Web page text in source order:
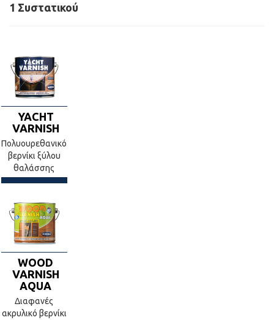
1 Συστατικού
YACHT
VARNISH
Πολυουρεθανικό
βερνίκι ξύλου
θαλάσσης
WOOD
VARNISH
AQUA
Διαφανές
ακρυλικό βερνίκι